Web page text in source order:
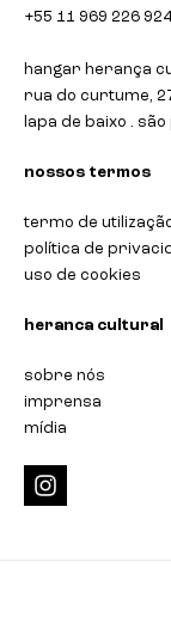
+55 11 969 226 924
hangar herança
rua do curtume,
lapa de baixo . são
nossos termos
termo de
política de
uso de cookies
heranca cultural
sobre nós
imprensa
mídia
i
n